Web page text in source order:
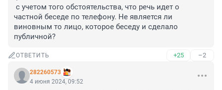
с учетом того обстоятельства, что речь идет о
частной беседе по телефону. Не является ли
виновным то лицо, которое беседу и сделало
публичной?
ОТВЕТИТЬ +25 –2
282260573
4 июня 2024, 09:52